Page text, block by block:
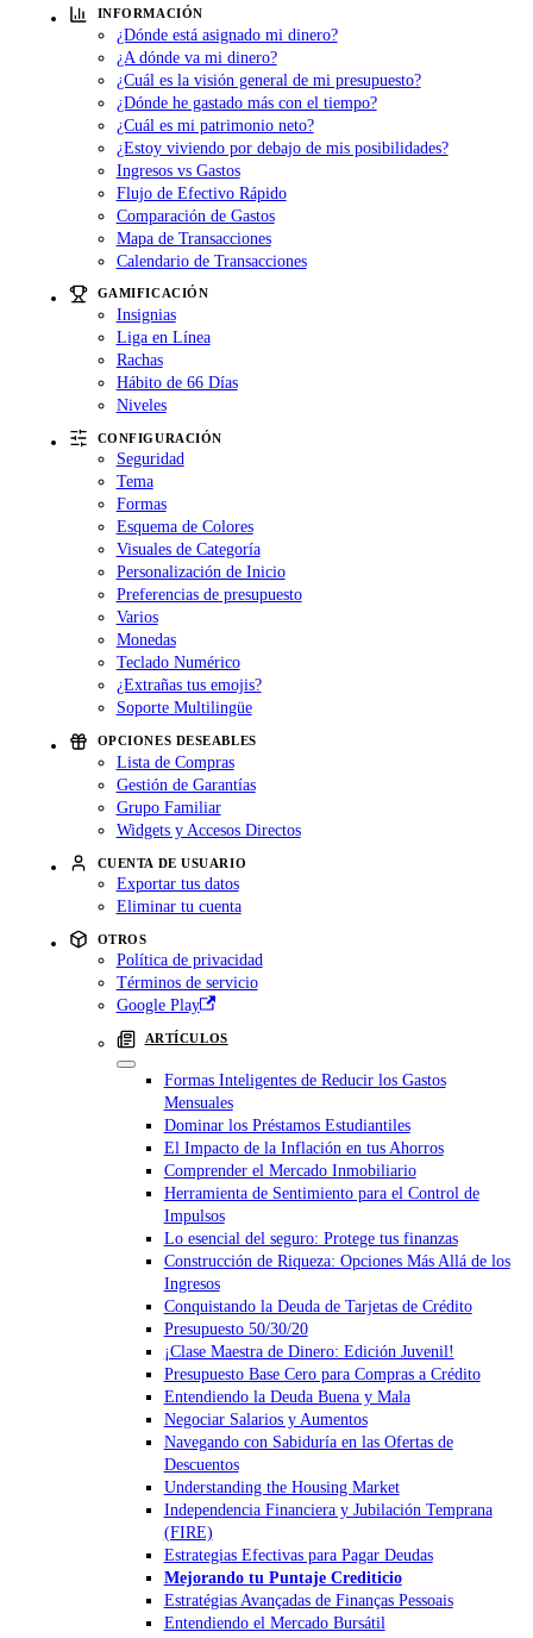
INFORMACIÓN
¿Dónde está asignado mi dinero?
¿A dónde va mi dinero?
¿Cuál es la visión general de mi presupuesto?
¿Dónde he gastado más con el tiempo?
¿Cuál es mi patrimonio neto?
¿Estoy viviendo por debajo de mis posibilidades?
Ingresos vs Gastos
Flujo de Efectivo Rápido
Comparación de Gastos
Mapa de Transacciones
Calendario de Transacciones
GAMIFICACIÓN
Insignias
Liga en Línea
Rachas
Hábito de 66 Días
Niveles
CONFIGURACIÓN
Seguridad
Tema
Formas
Esquema de Colores
Visuales de Categoría
Personalización de Inicio
Preferencias de presupuesto
Varios
Monedas
Teclado Numérico
¿Extrañas tus emojis?
Soporte Multilingüe
OPCIONES DESEABLES
Lista de Compras
Gestión de Garantías
Grupo Familiar
Widgets y Accesos Directos
CUENTA DE USUARIO
Exportar tus datos
Eliminar tu cuenta
OTROS
Política de privacidad
Términos de servicio
Google Play
ARTÍCULOS
Formas Inteligentes de Reducir los Gastos
Mensuales
Dominar los Préstamos Estudiantiles
El Impacto de la Inflación en tus Ahorros
Comprender el Mercado Inmobiliario
Herramienta de Sentimiento para el Control de
Impulsos
Lo esencial del seguro: Protege tus finanzas
Construcción de Riqueza: Opciones Más Allá de los
Ingresos
Conquistando la Deuda de Tarjetas de Crédito
Presupuesto 50/30/20
¡Clase Maestra de Dinero: Edición Juvenil!
Presupuesto Base Cero para Compras a Crédito
Entendiendo la Deuda Buena y Mala
Negociar Salarios y Aumentos
Navegando con Sabiduría en las Ofertas de
Descuentos
Understanding the Housing Market
Independencia Financiera y Jubilación Temprana
(FIRE)
Estrategias Efectivas para Pagar Deudas
Mejorando tu Puntaje Crediticio
Estratégias Avançadas de Finanças Pessoais
Entendiendo el Mercado Bursátil